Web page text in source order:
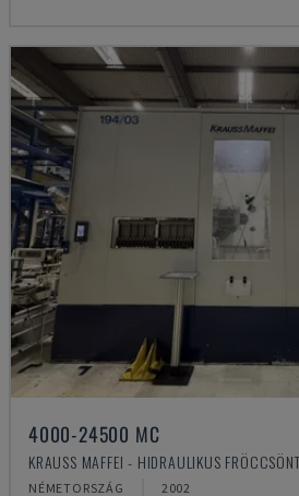
4000-24500 MC
KRAUSS MAFFEI - HIDRAULIKUS
NÉMETORSZÁG 2002